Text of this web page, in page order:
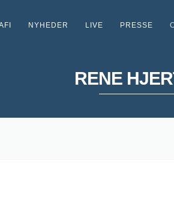
NYHEDER LIVE PRESSE
RENE